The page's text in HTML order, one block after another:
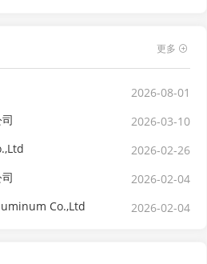
更多
2026-08-01
2026-03-10
2026-02-26
2026-02-04
2026-02-04
Co.,Ltd